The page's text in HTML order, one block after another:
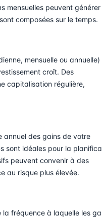
mensuelles peuvent générer
composées sur le temps.
mensuelle ou annuelle)
croît. Des
capitalisation régulière,
annuel des gains de votre
sont idéales pour la
peuvent convenir à des
au risque plus élevée.
fréquence à laquelle les